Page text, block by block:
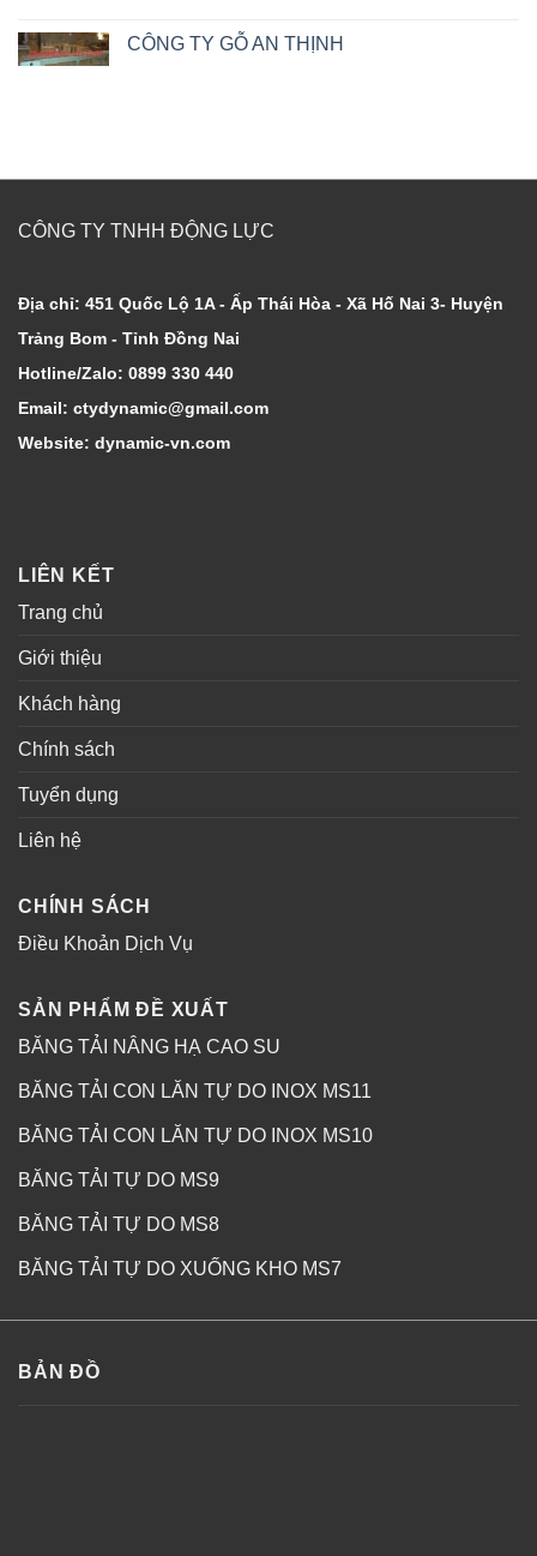
CÔNG TY GỖ AN THỊNH
CÔNG TY TNHH ĐỘNG LỰC
Địa chỉ: 451 Quốc Lộ 1A - Ấp Thái Hòa - Xã Hố Nai 3- Huyện
Trảng Bom - Tỉnh Đồng Nai
Hotline/Zalo: 0899 330 440
Email: ctydynamic@gmail.com
Website: dynamic-vn.com
LIÊN KẾT
Trang chủ
Giới thiệu
Khách hàng
Chính sách
Tuyển dụng
Liên hệ
CHÍNH SÁCH
Điều Khoản Dịch Vụ
SẢN PHẨM ĐỀ XUẤT
BĂNG TẢI NÂNG HẠ CAO SU
BĂNG TẢI CON LĂN TỰ DO INOX MS11
BĂNG TẢI CON LĂN TỰ DO INOX MS10
BĂNG TẢI TỰ DO MS9
BĂNG TẢI TỰ DO MS8
BĂNG TẢI TỰ DO XUỐNG KHO MS7
BẢN ĐỒ